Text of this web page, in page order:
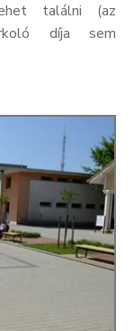
találni (az
díja sem